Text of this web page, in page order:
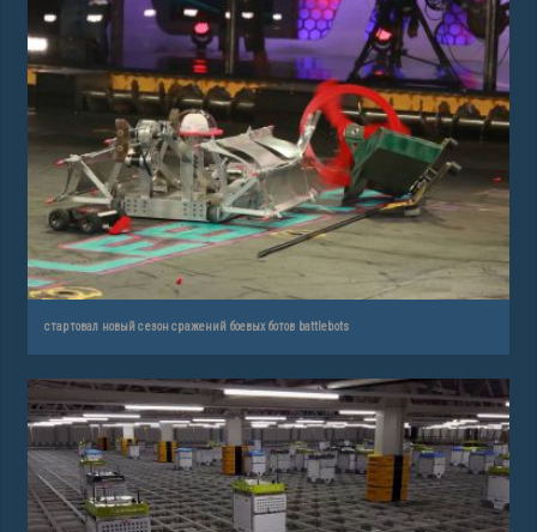
стартовал новый сезон сражений боевых ботов battlebots